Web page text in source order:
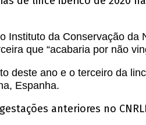
Instituto da Conservação
que “acabaria por não
deste ano e o terceiro da
Espanha.
anteriores no